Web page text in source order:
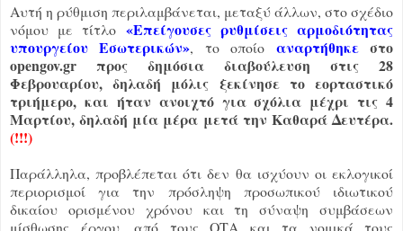
Αυτή η ρύθμιση περιλαμβάνεται, μεταξύ άλλων, στο σχέδιο
νόμου με τίτλο «Επείγουσες ρυθμίσεις αρμοδιότητας
υπουργείου Εσωτερικών», το οποίο αναρτήθηκε στο
opengov.gr προς δημόσια διαβούλευση στις 28
Φεβρουαρίου, δηλαδή μόλις ξεκίνησε το εορταστικό
τριήμερο, και ήταν ανοιχτό για σχόλια μέχρι τις 4
Μαρτίου, δηλαδή μία μέρα μετά την Καθαρά Δευτέρα.
(!!!)
Παράλληλα, προβλέπεται ότι δεν θα ισχύουν οι εκλογικοί
περιορισμοί για την πρόσληψη προσωπικού ιδιωτικού
δικαίου ορισμένου χρόνου και τη σύναψη συμβάσεων
μίσθωσης έργου, από τους ΟΤΑ και τα νομικά τους